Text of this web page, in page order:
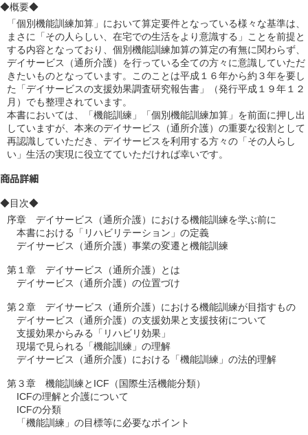
◆概要◆
「個別機能訓練加算」において算定要件となっている様々な基準は、
まさに「その人らしい、在宅での生活をより意識する」ことを前提と
する内容となっており、個別機能訓練加算の算定の有無に関わらず、
デイサービス（通所介護）を行っている全ての方々に意識していただ
きたいものとなっています。このことは平成１６年から約３年を要し
た「デイサービスの支援効果調査研究報告書」（発行平成１９年１２
月）でも整理されています。
本書においては、「機能訓練」「個別機能訓練加算」を前面に押し出
していますが、本来のデイサービス（通所介護）の重要な役割として
再認識していただき、デイサービスを利用する方々の「その人らし
い」生活の実現に役立てていただければ幸いです。
商品詳細
◆目次◆
序章　デイサービス（通所介護）における機能訓練を学ぶ前に
本書における「リハビリテーション」の定義
第１章　デイサービス（通所介護）とは
第２章　デイサービス（通所介護）における機能訓練が目指すもの
デイサービス（通所介護）の支援効果と支援技術について
支援効果からみる「リハビリ効果」
現場で見られる「機能訓練」の理解
第３章　機能訓練とICF（国際生活機能分類）
ICFの理解と介護について
ICFの分類